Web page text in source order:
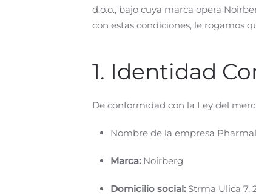
d.o.o., bajo cuya marca opera
con estas condiciones, le rogamos
1. Identidad
De conformidad con la Ley del
Nombre de la empresa
Marca:Noirberg
Domicilio social:Strma Ulica 7,